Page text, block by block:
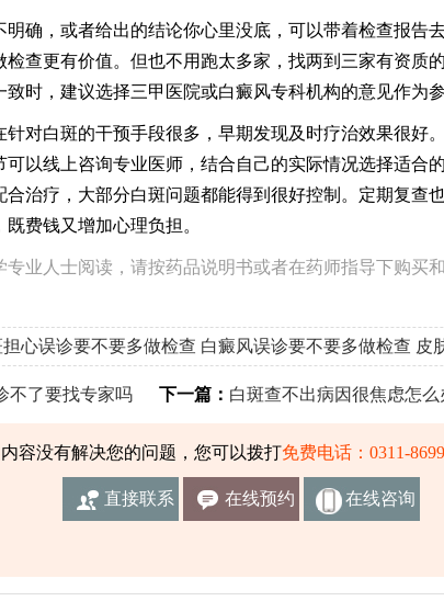
明确，或者给出的结论你心里没底，可以带着检查报告
检查更有价值。但也不用跑太多家，找两到三家有资质
致时，建议选择三甲医院或白癜风专科机构的意见作为
针对白斑的干预手段很多，早期发现及时疗治效果很好
可以线上咨询专业医师，结合自己的实际情况选择适合
合治疗，大部分白斑问题都能得到很好控制。定期复查
费钱又增加心理负担。
专业人士阅读，请按药品说明书或者在药师指导下购买
担心误诊要不要多做检查 白癜风误诊要不要多做检查 皮
不了要找专家吗 下一篇： 白斑查不出病因很焦虑怎么
容没有解决您的问题，您可以拨打免费电话：0311-
直接联系 在线预约 在线咨询